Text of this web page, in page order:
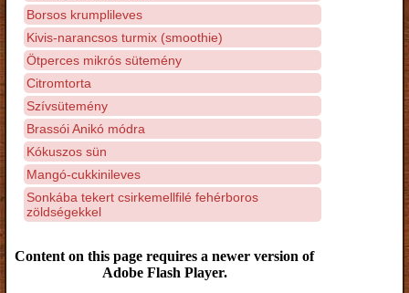
Borsos krumplileves
Kivis-narancsos turmix (smoothie)
Ötperces mikrós sütemény
Citromtorta
Szívsütemény
Brassói Anikó módra
Kókuszos sün
Mangó-cukkinileves
Sonkába tekert csirkemellfilé fehérboros
zöldségekkel
Content on this page requires a newer version of
Adobe Flash Player.